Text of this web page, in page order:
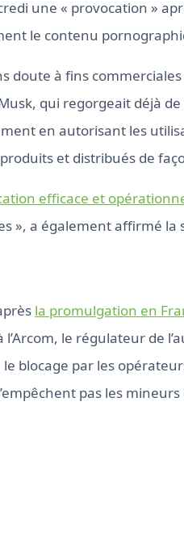
une « provocation »
le contenu
doute à fins
qui regorgeait déjà
en autorisant les
et distribués de
efficace et
», a également affirmé la
la promulgation en
le régulateur de
blocage par les
pas les mineurs